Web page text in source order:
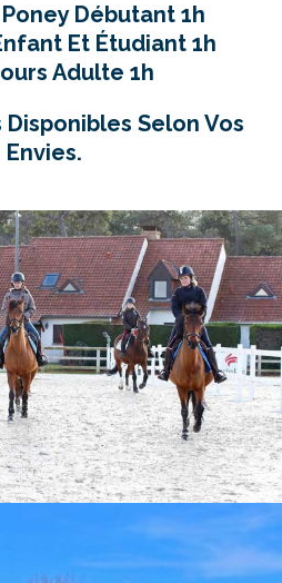
Débutant 1h
Et Étudiant 1h
Adulte 1h
Selon Vos
Envies.